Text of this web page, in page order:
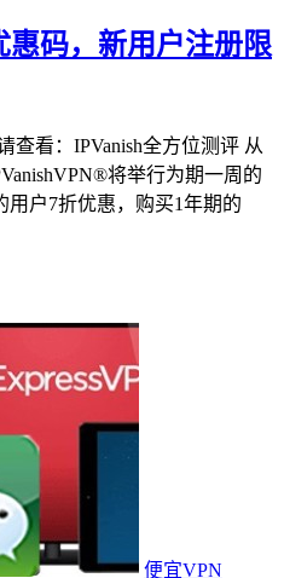
惠码，新用户注册限
查看：IPVanish全方位测评 从
将举行为期一周的
户7折优惠，购买1年期的
便宜VPN